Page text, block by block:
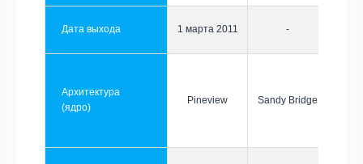
Дата выхода 1 марта 2011 -
Архитектура
(ядро)
Pineview Sandy Bridge